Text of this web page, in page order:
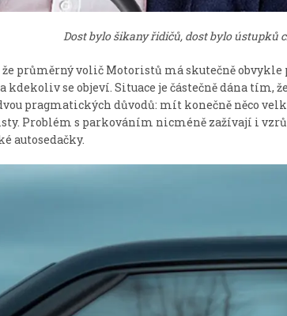
Dost bylo šikany řidičů, dost bylo ústupků
že průměrný volič Motoristů má skutečně
se objeví. Situace je částečně dána tím,
pragmatických důvodů: mít konečně něco
Problém s parkováním nicméně zažívají i
autosedačky.